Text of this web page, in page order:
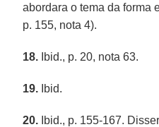
abordara o tema da forma
p. 155, nota 4).
18. Ibid., p. 20, nota 63.
19. Ibid.
20. Ibid., p. 155-167.